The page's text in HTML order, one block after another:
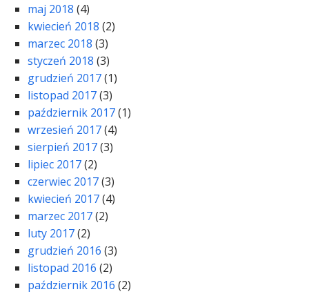
maj 2018 (4)
kwiecień 2018 (2)
marzec 2018 (3)
styczeń 2018 (3)
grudzień 2017(1)
listopad 2017(3)
październik 2017(1)
wrzesień 2017(4)
sierpień 2017(3)
lipiec 2017(2)
czerwiec 2017(3)
kwiecień 2017(4)
marzec 2017(2)
luty 2017(2)
grudzień 2016 (3)
listopad 2016 (2)
październik 2016 (2)